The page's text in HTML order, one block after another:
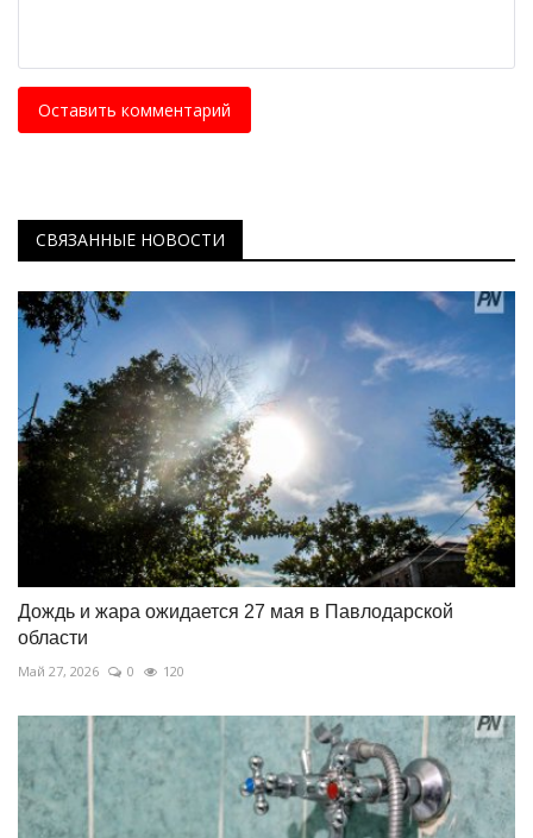
Оставить комментарий
СВЯЗАННЫЕ НОВОСТИ
Дождь и жара ожидается 27 мая в Павлодарской
области
Май 27, 2026 0 120